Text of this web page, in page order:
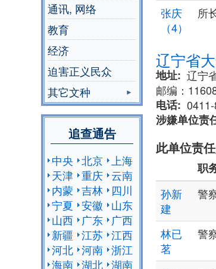
通讯, 网络
教育
经济
迫害正义民众
其它文种
追查通告
中央 北京 上海
天津 重庆 云南
内蒙 吉林
四川
宁夏 安徽
山东
山西
广东
广西
新疆 江苏 江西
河北 河南 浙江
海南 湖北 湖南
张庆
（4）
所
辽宁省
地址
辽宁
邮编：
电话
涉嫌单位责
此单位责
职
孙新
建
警
林已
茗
警